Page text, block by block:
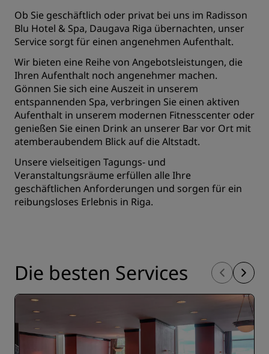
Ob Sie geschäftlich oder privat bei uns im Radisson
Blu Hotel & Spa, Daugava Riga übernachten, unser
Service sorgt für einen angenehmen Aufenthalt.
Wir bieten eine Reihe von Angebotsleistungen, die
Ihren Aufenthalt noch angenehmer machen.
Gönnen Sie sich eine Auszeit in unserem
entspannenden Spa, verbringen Sie einen aktiven
Aufenthalt in unserem modernen Fitnesscenter oder
genießen Sie einen Drink an unserer Bar vor Ort mit
atemberaubendem Blick auf die Altstadt.
Unsere vielseitigen Tagungs- und
Veranstaltungsräume erfüllen alle Ihre
geschäftlichen Anforderungen und sorgen für ein
reibungsloses Erlebnis in Riga.
Die besten Services